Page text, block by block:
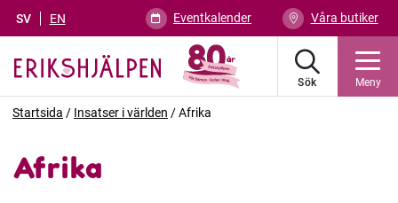
SV EN Eventkalender Våra butiker
Sök Meny
Startsida / Insatser i världen /Afrika
Afrika